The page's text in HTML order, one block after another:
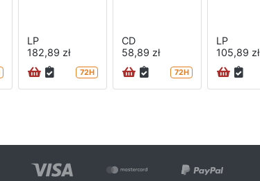
LP
182,89 zł
72H
CD
58,89 zł
72H
LP
105,89 zł